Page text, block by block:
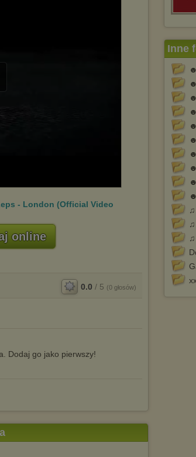
- London (Official Video
online
0.0 / 5 (0 głosów)
Dodaj go jako pierwszy!
Inne